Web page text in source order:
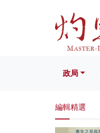
政局
編輯精選